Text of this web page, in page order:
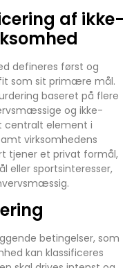
af ikke-
defineres først og
som sit primære mål.
baseret på flere
og ikke-
centralt element i
virksomhedens
tjener et privat formål,
eller sportsinteresser,
betingelser, som
kan klassificeres